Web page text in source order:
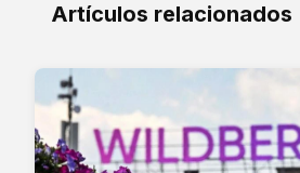
Artículos relacionados